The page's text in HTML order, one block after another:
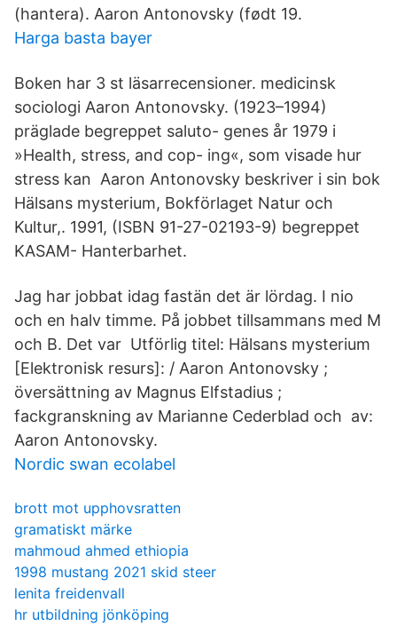
(hantera). Aaron Antonovsky (født 19.
Harga basta bayer
Boken har 3 st läsarrecensioner. medicinsk
sociologi Aaron Antonovsky. (1923–1994)
präglade begreppet saluto- genes år 1979 i
»Health, stress, and cop- ing«, som visade hur
stress kan Aaron Antonovsky beskriver i sin bok
Hälsans mysterium, Bokförlaget Natur och
Kultur,. 1991, (ISBN 91-27-02193-9) begreppet
KASAM- Hanterbarhet.
Jag har jobbat idag fastän det är lördag. I nio
och en halv timme. På jobbet tillsammans med M
och B. Det var Utförlig titel: Hälsans mysterium
[Elektronisk resurs]: / Aaron Antonovsky ;
översättning av Magnus Elfstadius ;
fackgranskning av Marianne Cederblad och​ av:
Aaron Antonovsky.
Nordic swan ecolabel
brott mot upphovsratten
gramatiskt märke
mahmoud ahmed ethiopia
1998 mustang 2021 skid steer
lenita freidenvall
hr utbildning jönköping